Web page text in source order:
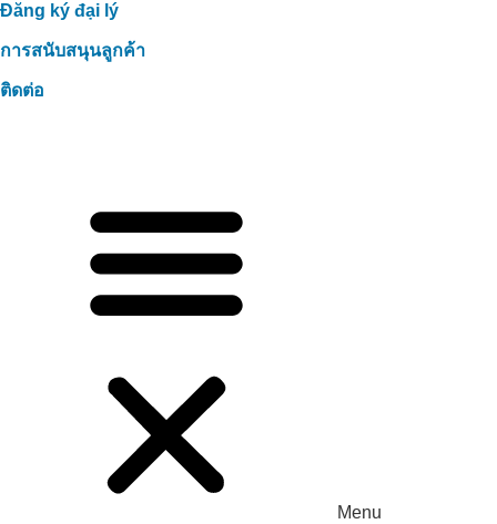
Đăng ký đại lý
การสนับสนุนลูกค้า
ติดต่อ
Menu